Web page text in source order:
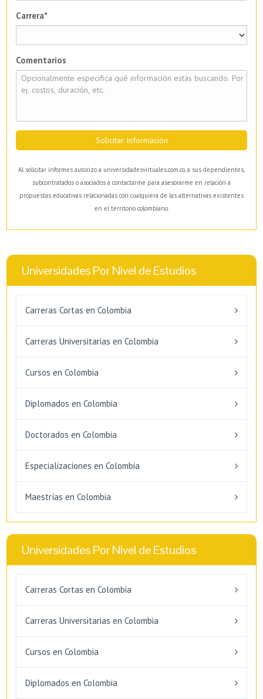
Carrera*
Comentarios
Solicitar Información
Al solicitar informes autorizo a universidadesvirtuales.com.co, a sus dependientes,
subcontratados o asociados a contactarme para asesorarme en relación a
propuestas educativas relacionadas con cualquiera de las alternativas existentes
en el territorio colombiano.
Universidades Por Nivel de Estudios
Carreras Cortas en Colombia
Carreras Universitarias en Colombia
Cursos en Colombia
Diplomados en Colombia
Doctorados en Colombia
Especializaciones en Colombia
Maestrías en Colombia
Universidades Por Nivel de Estudios
Carreras Cortas en Colombia
Carreras Universitarias en Colombia
Cursos en Colombia
Diplomados en Colombia